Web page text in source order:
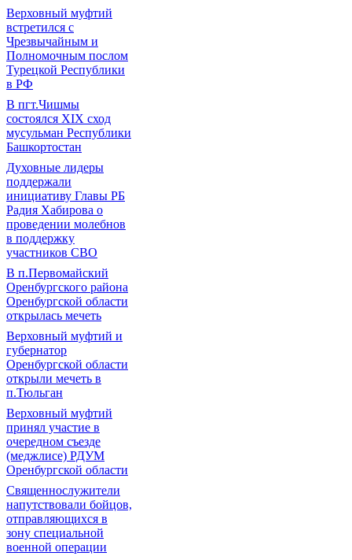
Верховный муфтий
встретился с
Чрезвычайным и
Полномочным послом
Турецкой Республики
в РФ
В пгт.Чишмы
состоялся XIX сход
мусульман Республики
Башкортостан
Духовные лидеры
поддержали
инициативу Главы РБ
Радия Хабирова о
проведении молебнов
в поддержку
участников СВО
В п.Первомайский
Оренбургского района
Оренбургской области
открылась мечеть
Верховный муфтий и
губернатор
Оренбургской области
открыли мечеть в
п.Тюльган
Верховный муфтий
принял участие в
очередном съезде
(меджлисе) РДУМ
Оренбургской области
Священнослужители
напутствовали бойцов,
отправляющихся в
зону специальной
военной операции